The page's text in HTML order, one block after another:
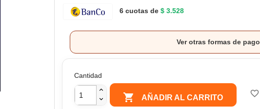
6 cuotas de $ 3.528
Ver otras formas de pago
Cantidad
 AÑADIR AL CARRITO favorite_border